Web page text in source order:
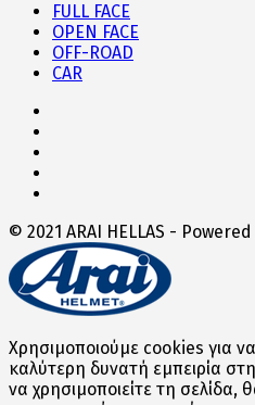
FULL FACE
OPEN FACE
OFF-ROAD
CAR
© 2021 ARAI HELLAS -
Χρησιμοποιούμε cookies για
καλύτερη δυνατή εμπειρία
να χρησιμοποιείτε τη